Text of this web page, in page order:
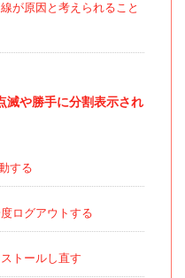
が原因と考えられること
滅や勝手に分割表示され
する
ログアウトする
トールし直す